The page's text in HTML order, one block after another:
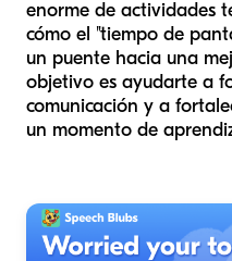
enorme de actividades
cómo el "tiempo de
un puente hacia una
objetivo es ayudarte a
comunicación y a
un momento de